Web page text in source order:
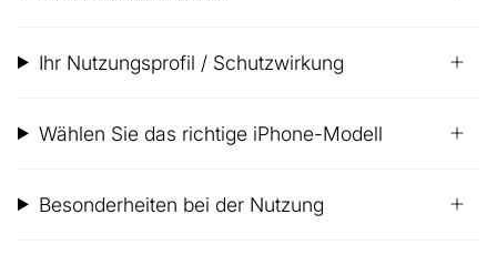
Ihr Nutzungsprofil / Schutzwirkung
Wählen Sie das richtige iPhone-Modell
Besonderheiten bei der Nutzung